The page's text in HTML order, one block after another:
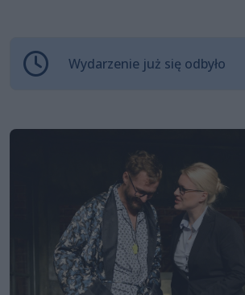
Wydarzenie już się odbyło